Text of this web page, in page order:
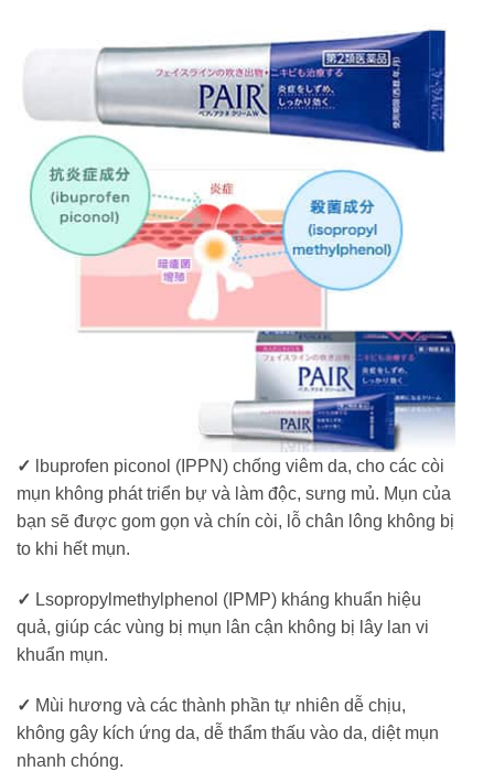
✓
lbuprofen piconol (IPPN) chống viêm da, cho các còi
mụn không phát triển bự và làm độc, sưng mủ. Mụn của
bạn sẽ được gom gọn và chín còi, lỗ chân lông không bị
to khi hết mụn.
✓ Lsopropylmethylphenol (IPMP) kháng khuẩn hiệu
quả, giúp các vùng bị mụn lân cận không bị lây lan vi
khuẩn mụn.
✓ Mùi hương và các thành phần tự nhiên dễ chịu,
không gây kích ứng da, dễ thẩm thấu vào da, diệt mụn
nhanh chóng.